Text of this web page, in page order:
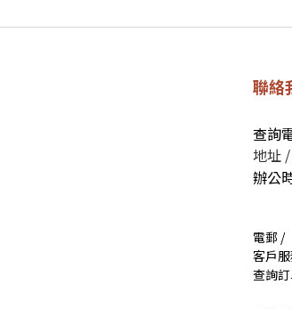
聯絡
查詢
地址 /
辦公
電郵 /
客戶
查詢